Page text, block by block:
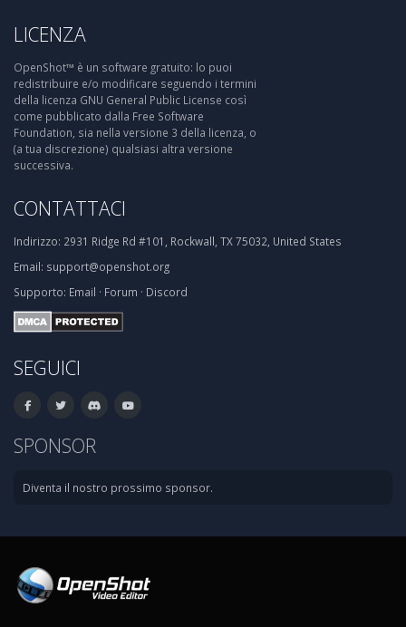
LICENZA
OpenShot™ è un software gratuito: lo puoi
redistribuire e/o modificare seguendo i termini
della licenza GNU General Public License così
come pubblicato dalla Free Software
Foundation, sia nella versione 3 della licenza, o
(a tua discrezione) qualsiasi altra versione
successiva.
CONTATTACI
Indirizzo: 2931 Ridge Rd #101, Rockwall, TX 75032, United States
Email: support@openshot.org
Supporto: Email · Forum · Discord
SEGUICI
SPONSOR
Diventa il nostro prossimo sponsor.